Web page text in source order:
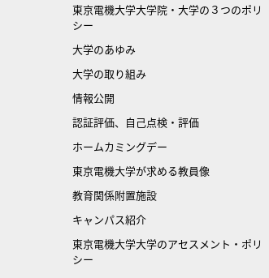
東京電機大学大学院・大学の３つのポリ
シー
大学のあゆみ
大学の取り組み
情報公開
認証評価、自己点検・評価
ホームカミングデー
東京電機大学が求める教員像
教育関係附置施設
キャンパス紹介
東京電機大学大学のアセスメント・ポリ
シー